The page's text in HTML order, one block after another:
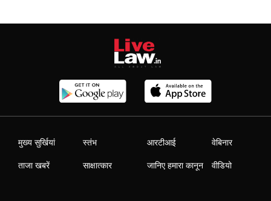
मुख्य सुर्खियां
ताजा खबरें
स्तंभ
साक्षात्कार
आरटीआई
जानिए हमारा कानून
वेबिनार
वीडियो